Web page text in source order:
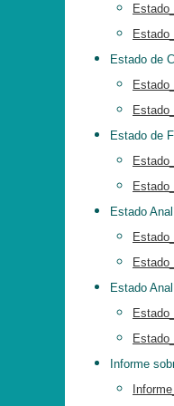
Estado de
Estado de
Estado
Estado
Informe